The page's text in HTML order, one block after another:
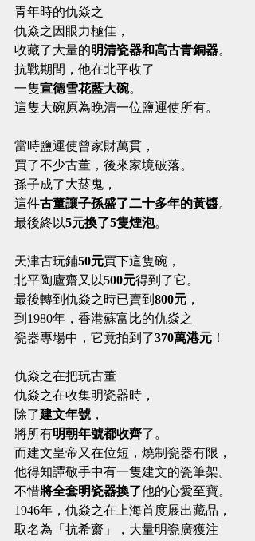
青年時的仇焱之
仇焱之因眼力極佳，
收藏了大量的明清瓷器和高古青銅器。
抗戰期間，他在北平收了
一隻宣德雪花藍大碗。
這隻大碗原為晚清一位鹽運使所有。
當時鹽運使曾家財萬貫，
買了不少古董，後來家境破落。
孫子成了大菸鬼，
這件古董讓子孫盛了二十多年的黃醬。
最後終以5元換了5隻煙泡。
天津古玩鋪50元買下這隻碗，
北平陶廬齋又以500元得到了它。
最後轉到仇焱之時已賣到 800元 ，
到1980年，香港蘇富比的仇焱之
瓷器專場中，它竟拍到了370萬港元 ！
仇焱之在把玩古董
仇焱之在收集明瓷器時，
除了建文年號 ，
將所有明朝年號都收齊了。
而建文皇帝又在位短，燒制瓷器有限，
他得知譚敬手中有一隻建文的瓷筆架。
不惜將全套明瓷器換了他的心愛至寶。
1946年，仇焱之在上海首度展出藏品，
取名為「抗希齋」，大量明瓷廣獲注